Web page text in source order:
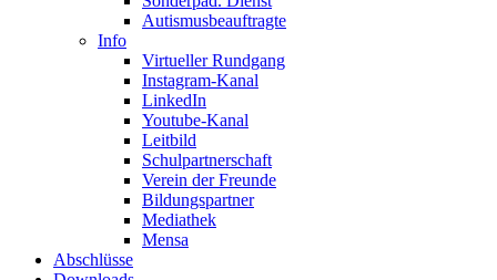
Autismusbeauftragte
Info
Virtueller Rundgang
Instagram-Kanal
LinkedIn
Youtube-Kanal
Leitbild
Schulpartnerschaft
Verein der Freunde
Bildungspartner
Mediathek
Mensa
Abschlüsse